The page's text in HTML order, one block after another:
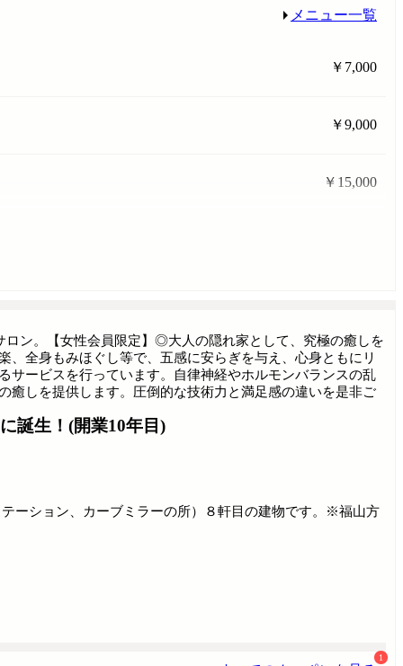
メニュー一覧
￥7,000
￥9,000
￥15,000
誕生！(開業10年目)
ン。【女性会員限定】◎大人の隠れ家として、究極の癒しを
、全身もみほぐし等で、五感に安らぎを与え、心身ともにリ
サービスを行っています。自律神経やホルモンバランスの乱
癒しを提供します。圧倒的な技術力と満足感の違いを是非ご
ーション、カーブミラーの所）８軒目の建物です。※福山方
1